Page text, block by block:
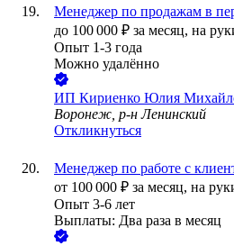
Менеджер по продажам в
до 100 000 ₽ за месяц, на
Опыт 1-3 года
Можно удалённо
ИП Кириенко Юлия
Воронеж, р-н Ленинский
Откликнуться
Менеджер по работе с
от 100 000 ₽ за месяц, на
Опыт 3-6 лет
Выплаты: Два раза в месяц